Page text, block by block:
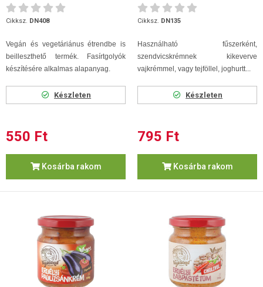
Cikksz. DN408
Vegán és vegetáriánus étrendbe is
beilleszthető termék. Fasírtgolyók
készítésére alkalmas alapanyag.
Készleten
550 Ft
Kosárba rakom
Cikksz. DN135
Használható fűszerként,
szendvicskrémnek kikeverve
vajkrémmel, vagy tejföllel, joghurtt...
Készleten
795 Ft
Kosárba rakom